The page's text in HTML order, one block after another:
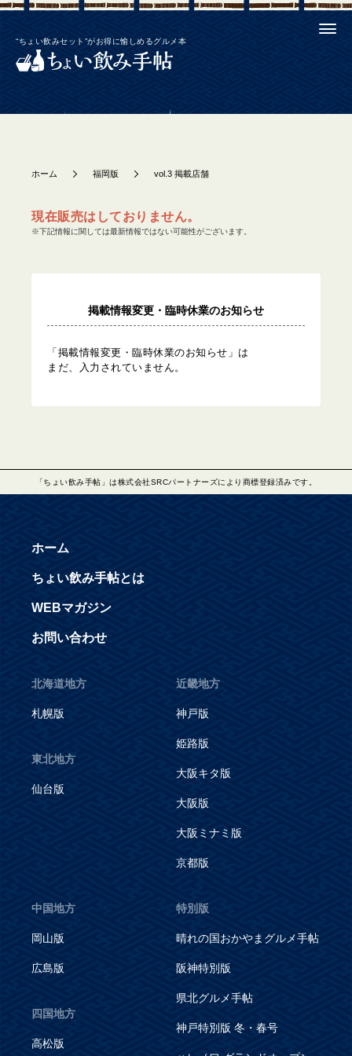
“ちょい飲みセット”がお得に愉しめるグルメ本
ホーム 福岡版 vol.3 掲載店舗
現在販売はしておりません。
※下記情報に関しては最新情報ではない可能性がございます。
掲載情報変更・臨時休業のお知らせ
「掲載情報変更・臨時休業のお知らせ」は
まだ、入力されていません。
「ちょい飲み手帖」は株式会社SRCパートナーズにより商標登録済みです。
ホーム
ちょい飲み手帖とは
WEBマガジン
お問い合わせ
北海道地方
札幌版
東北地方
仙台版
近畿地方
神戸版
姫路版
大阪キタ版
大阪版
大阪ミナミ版
京都版
中国地方
岡山版
広島版
四国地方
高松版
特別版
晴れの国おかやまグルメ手帖
阪神特別版
県北グルメ手帖
神戸特別版 冬・春号